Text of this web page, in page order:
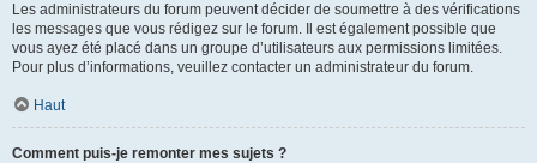
Les administrateurs du forum peuvent décider de soumettre à des vérifications
les messages que vous rédigez sur le forum. Il est également possible que
vous ayez été placé dans un groupe d’utilisateurs aux permissions limitées.
Pour plus d’informations, veuillez contacter un administrateur du forum.
Haut
Comment puis-je remonter mes sujets ?